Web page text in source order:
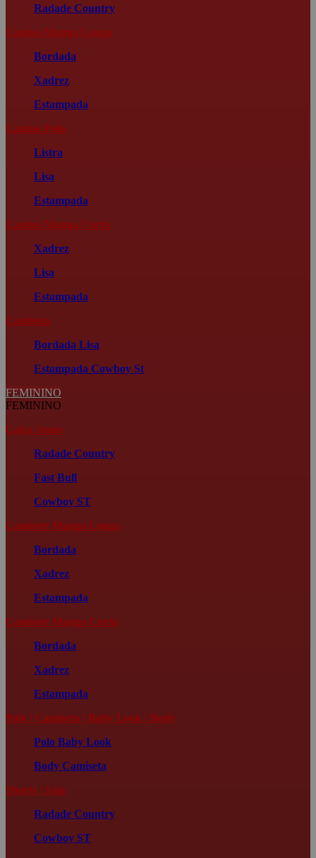
Radade Country
Camisa Manga Longa
Bordada
Xadrez
Estampada
Camisa Polo
Listra
Lisa
Estampada
Camisa Manga Curta
Xadrez
Lisa
Estampada
Camiseta
Bordada Lisa
Estampada Cowboy St
FEMININO
FEMININO
Calça Jeans
Radade Country
Fast Bull
Cowboy ST
Camisete Manga Longa
Bordada
Xadrez
Estampada
Camisete Manga Curta
Bordada
Xadrez
Estampada
Polo | Camiseta | Baby Look | Body
Polo Baby Look
Body Camiseta
Shorts | Saia
Radade Country
Cowboy ST